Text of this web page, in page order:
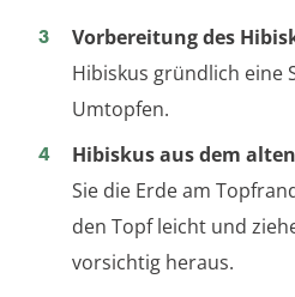
Vorbereitung des
Hibiskus gründlich eine
Umtopfen.
Hibiskus aus dem
Sie die Erde am
den Topf leicht und
vorsichtig heraus.